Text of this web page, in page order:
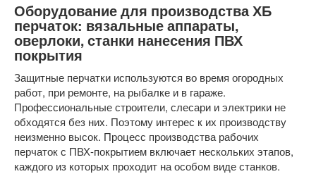
Оборудование для производства ХБ
перчаток: вязальные аппараты,
оверлоки, станки нанесения ПВХ
покрытия
Защитные перчатки используются во время огородных
работ, при ремонте, на рыбалке и в гараже.
Профессиональные строители, слесари и электрики не
обходятся без них. Поэтому интерес к их производству
неизменно высок. Процесс производства рабочих
перчаток с ПВХ-покрытием включает нескольких этапов,
каждого из которых проходит на особом виде станков.